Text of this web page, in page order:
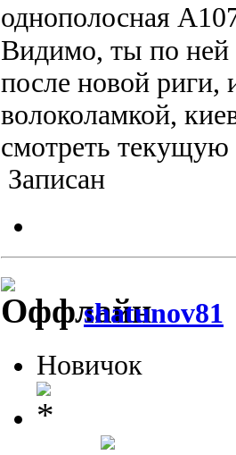
однополосная
Видимо, ты по ней
после новой риги,
волоколамкой,
смотреть
Записан
shatunov81
Новичок